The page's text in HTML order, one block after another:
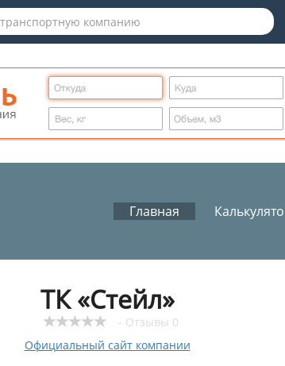
Главная
ТК «Стейл»
- Отзывы 0
Официальный сайт компании